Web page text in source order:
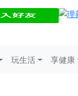
玩生活 享健康